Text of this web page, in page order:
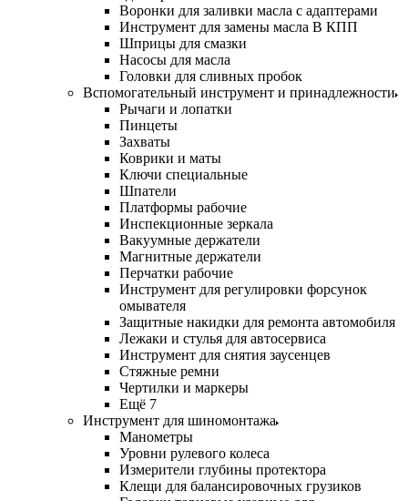
Воронки для заливки масла с адаптерами
Инструмент для замены масла В КПП
Шприцы для смазки
Насосы для масла
Головки для сливных пробок
Вспомогательный инструмент и принадлежности
Рычаги и лопатки
Пинцеты
Захваты
Коврики и маты
Ключи специальные
Шпатели
Платформы рабочие
Инспекционные зеркала
Вакуумные держатели
Магнитные держатели
Перчатки рабочие
Инструмент для регулировки форсунок
омывателя
Защитные накидки для ремонта автомобиля
Лежаки и стулья для автосервиса
Инструмент для снятия заусенцев
Стяжные ремни
Чертилки и маркеры
Ещё 7
Инструмент для шиномонтажа
Манометры
Уровни рулевого колеса
Измерители глубины протектора
Клещи для балансировочных грузиков